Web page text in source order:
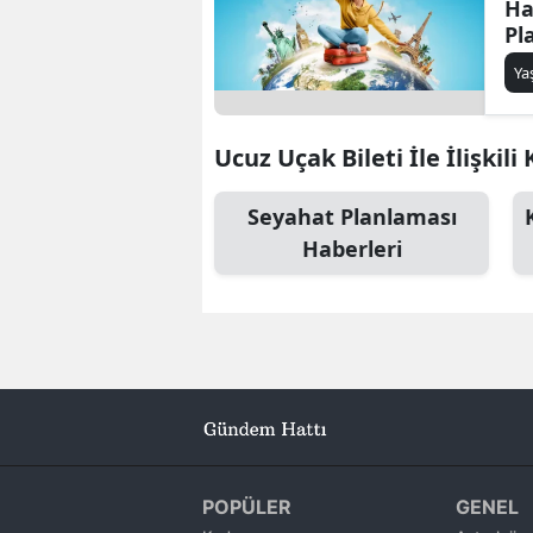
Ucuz Uçak Bileti İle İlişkili
Seyahat Planlaması
Haberleri
POPÜLER GENEL